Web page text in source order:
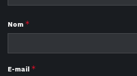
Nom *
E-mail *